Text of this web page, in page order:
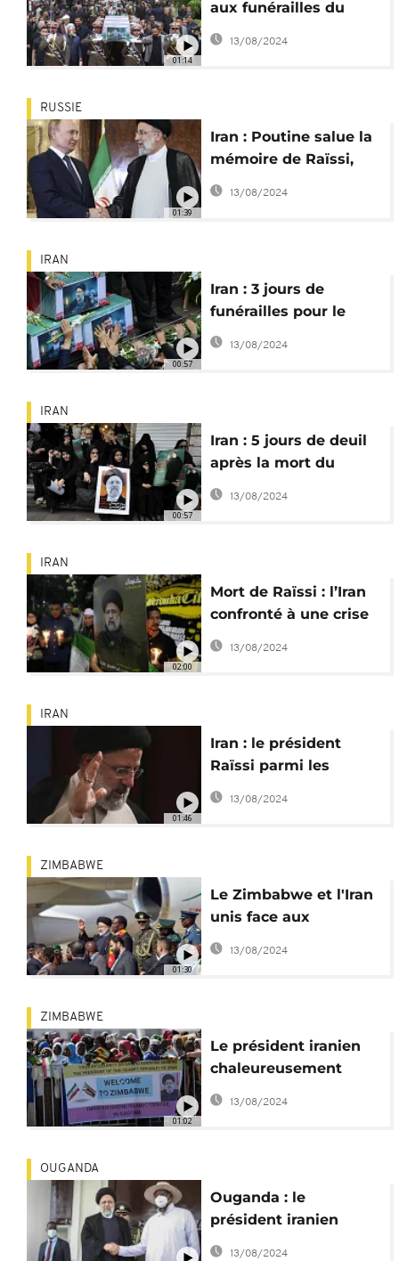
01:14
aux funérailles du
président Raïssi
13/08/2024
01:39
RUSSIE
Iran : Poutine salue la
mémoire de Raïssi,
drapeaux en berne à
13/08/2024
00:57
IRAN
Iran : 3 jours de
funérailles pour le
président Ebrahim
Raïssi
13/08/2024
00:57
IRAN
Iran : 5 jours de deuil
après la mort du
président Raïssi
13/08/2024
02:00
IRAN
Mort de Raïssi : l’Iran
confronté à une crise
sans précédent
13/08/2024
01:46
IRAN
Iran : le président
Raïssi parmi les
victimes d'un crash
d'hélicoptère
13/08/2024
01:30
ZIMBABWE
Le Zimbabwe et l'Iran
unis face aux
sanctions occidentales
13/08/2024
01:02
ZIMBABWE
Le président iranien
chaleureusement
accueilli au Zimbabwe
13/08/2024
OUGANDA
Ouganda : le
président iranien
soutient Museveni sur
13/08/2024